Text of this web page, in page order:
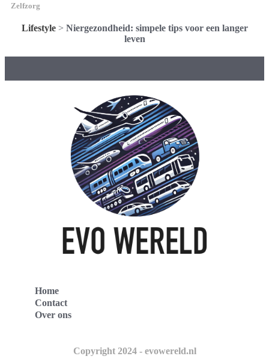
Zelfzorg
Lifestyle> Niergezondheid: simpele tips voor een langer
leven
Home
Contact
Over ons
Copyright 2024 - evowereld.nl